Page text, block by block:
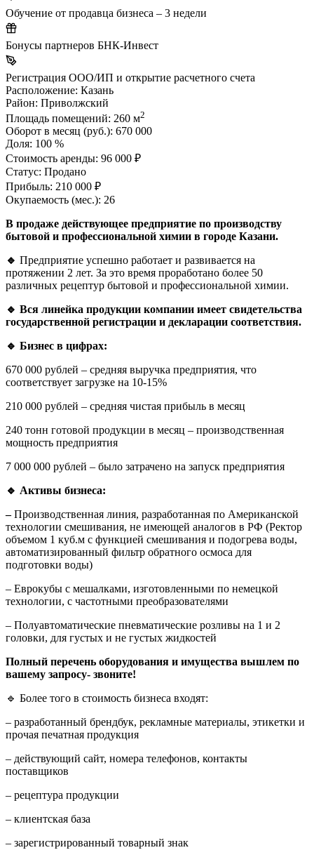
Обучение от продавца бизнеса – 3 недели
Бонусы партнеров БНК-Инвест
Регистрация ООО/ИП и открытие расчетного счета
Расположение: Казань
Район: Приволжский
Площадь помещений: 260 м2
Оборот в месяц (руб.): 670 000
Доля: 100 %
Стоимость аренды: 96 000 ₽
Статус: Продано
Прибыль: 210 000 ₽
Окупаемость (мес.): 26
В продаже действующее предприятие по производству
бытовой и профессиональной химии в городе Казани.
🔹 Предприятие успешно работает и развивается на
протяжении 2 лет. За это время проработано более 50
различных рецептур бытовой и профессиональной химии.
🔹 Вся линейка продукции компании имеет свидетельства
государственной регистрации и декларации соответствия.
🔹 Бизнес в цифрах:
670 000 рублей – средняя выручка предприятия, что
соответствует загрузке на 10-15%
210 000 рублей – средняя чистая прибыль в месяц
240 тонн готовой продукции в месяц – производственная
мощность предприятия
7 000 000 рублей – было затрачено на запуск предприятия
🔹 Активы бизнеса:
–Производственная линия, разработанная по Американской
технологии смешивания, не имеющей аналогов в РФ (Ректор
объемом 1 куб.м с функцией смешивания и подогрева воды,
автоматизированный фильтр обратного осмоса для
подготовки воды)
– Еврокубы с мешалками, изготовленными по немецкой
технологии, с частотными преобразователями
– Полуавтоматические пневматические розливы на 1 и 2
головки, для густых и не густых жидкостей
Полный перечень оборудования и имущества вышлем по
вашему запросу- звоните!
🔹 Более того в стоимость бизнеса входят:
– разработанный брендбук, рекламные материалы, этикетки и
прочая печатная продукция
– действующий сайт, номера телефонов, контакты
поставщиков
– рецептура продукции
– клиентская база
– зарегистрированный товарный знак